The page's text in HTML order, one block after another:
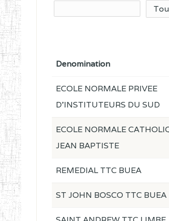
Denomination
ECOLE NORMALE PRIVEE
D'INSTITUTEURS DU SUD
ECOLE NORMALE
JEAN BAPTISTE
REMEDIAL TTC BUEA
ST JOHN BOSCO TTC BUEA